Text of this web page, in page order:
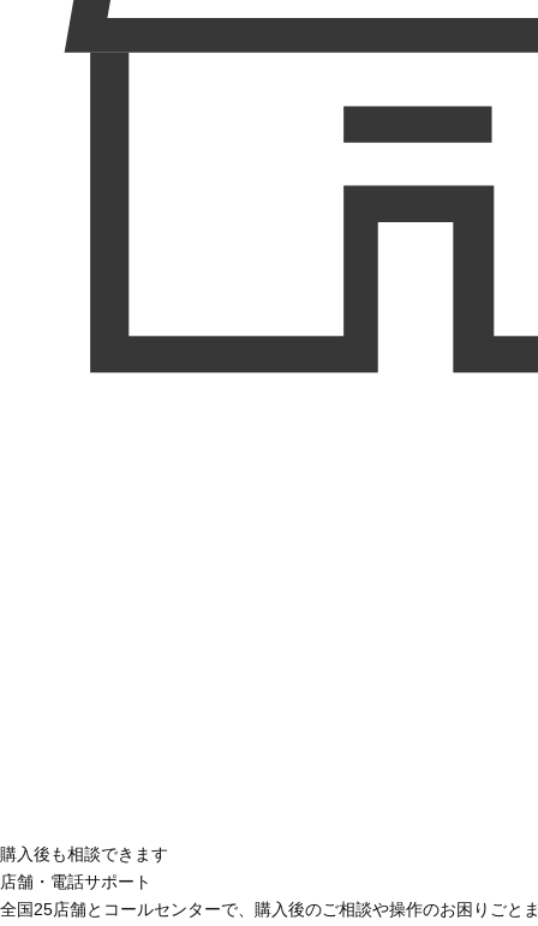
購入後も相談できます
店舗・電話サポート
全国25店舗とコールセンターで、購入後のご相談や操作のお困りごと